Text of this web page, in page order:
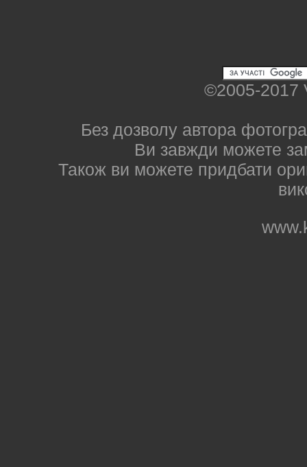
©2005-2017
Без дозволу автора
Ви завжди можете
Також ви можете придбати